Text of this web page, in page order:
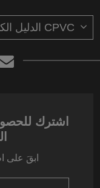
اشترك
ابقَ على